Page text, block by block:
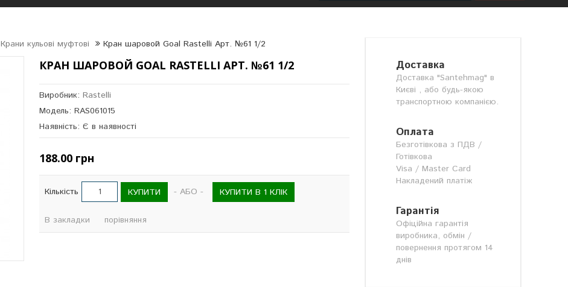
Крани кульові муфтові Кран шаровой Goal Rastelli Арт. №61 1/2
КРАН ШАРОВОЙ GOAL RASTELLI АРТ. №61 1/2
Виробник:Rastelli
Модель: RAS061015
Наявність: Є в наявності
188.00 грн
Кількість КУПИТИ - АБО - КУПИТИ В 1 КЛІК
В закладки порівняння
Доставка
Доставка "Santehmag" в
Києві , або будь-якою
транспортною компанією.
Оплата
Безготівкова з ПДВ /
Готівкова
Visa / Master Card
Накладений платіж
Гарантія
Офіційна гарантія
виробника, обмін /
повернення протягом 14
днів